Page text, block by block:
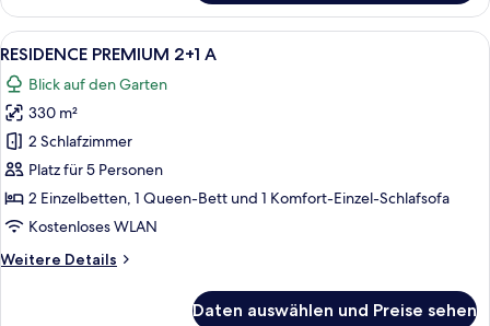
Garden
1+1
Alle
Fotos
für
RESIDENCE
PREMIUM
2+1
A
anzeigen
8
RESIDENCE PREMIUM 2+1 A
Blick auf den Garten
330 m²
2 Schlafzimmer
Platz für 5 Personen
2 Einzelbetten, 1 Queen-Bett und 1 Komfort-Einzel-Schlafsofa
Kostenloses WLAN
Weitere Details
Weitere
Daten auswählen und Preise sehen